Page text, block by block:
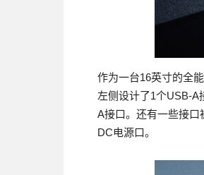
作为一台16英寸的全
左侧设计了1个USB-A
A接口。还有一些接口
DC电源口。